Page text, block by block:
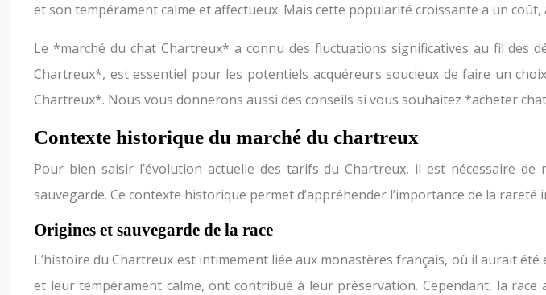
et son tempérament calme et affectueux. Mais cette popularité croissante a un
Le *marché du chat Chartreux* a connu des fluctuations significatives au fil des
Chartreux*, est essentiel pour les potentiels acquéreurs soucieux de faire un
Chartreux*. Nous vous donnerons aussi des conseils si vous souhaitez *acheter
Contexte historique du marché du chartreux
Pour bien saisir l’évolution actuelle des tarifs du Chartreux, il est nécessaire
sauvegarde. Ce contexte historique permet d’appréhender l’importance de la
Origines et sauvegarde de la race
L’histoire du Chartreux est intimement liée aux monastères français, où il aurait
et leur tempérament calme, ont contribué à leur préservation. Cependant, la